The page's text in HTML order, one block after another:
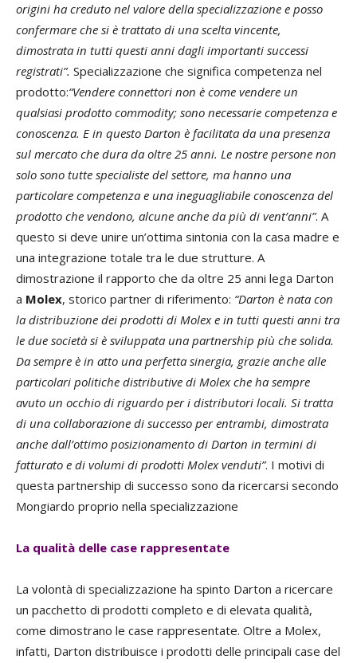
origini ha creduto nel valore della specializzazione e posso
confermare che si è trattato di una scelta vincente,
dimostrata in tutti questi anni dagli importanti successi
registrati”. Specializzazione che significa competenza nel
prodotto:“Vendere connettori non è come vendere un
qualsiasi prodotto commodity; sono necessarie competenza e
conoscenza. E in questo Darton è facilitata da una presenza
sul mercato che dura da oltre 25 anni. Le nostre persone non
solo sono tutte specialiste del settore, ma hanno una
particolare competenza e una ineguagliabile conoscenza del
prodotto che vendono, alcune anche da più di vent’anni”. A
questo si deve unire un’ottima sintonia con la casa madre e
una integrazione totale tra le due strutture. A
dimostrazione il rapporto che da oltre 25 anni lega Darton
a Molex, storico partner di riferimento: “Darton è nata con
la distribuzione dei prodotti di Molex e in tutti questi anni tra
le due società si è sviluppata una partnership più che solida.
Da sempre è in atto una perfetta sinergia, grazie anche alle
particolari politiche distributive di Molex che ha sempre
avuto un occhio di riguardo per i distributori locali. Si tratta
di una collaborazione di successo per entrambi, dimostrata
anche dall’ottimo posizionamento di Darton in termini di
fatturato e di volumi di prodotti Molex venduti”. I motivi di
questa partnership di successo sono da ricercarsi secondo
Mongiardo proprio nella specializzazione
La qualità delle case rappresentate
La volontà di specializzazione ha spinto Darton a ricercare
un pacchetto di prodotti completo e di elevata qualità,
come dimostrano le case rappresentate. Oltre a Molex,
infatti, Darton distribuisce i prodotti delle principali case del